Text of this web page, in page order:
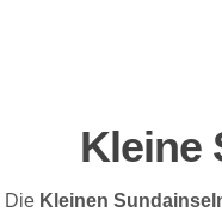
Kleine
Die Kleinen